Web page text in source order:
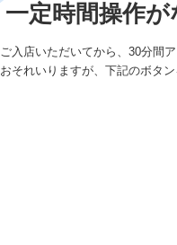
一定時間操作
ご入店いただいてから、30分間
おそれいりますが、下記のボタ